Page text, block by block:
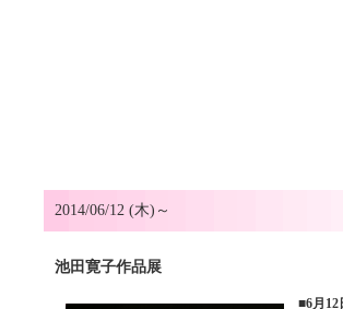
2014/06/12 (木)～
池田寛子作品展
■6月12